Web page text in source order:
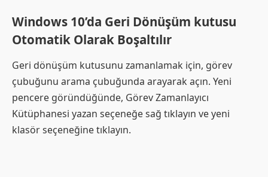
Windows 10’da Geri Dönüşüm kutusu
Otomatik Olarak Boşaltılır
Geri dönüşüm kutusunu zamanlamak için, görev
çubuğunu arama çubuğunda arayarak açın. Yeni
pencere göründüğünde, Görev Zamanlayıcı
Kütüphanesi yazan seçeneğe sağ tıklayın ve yeni
klasör seçeneğine tıklayın.